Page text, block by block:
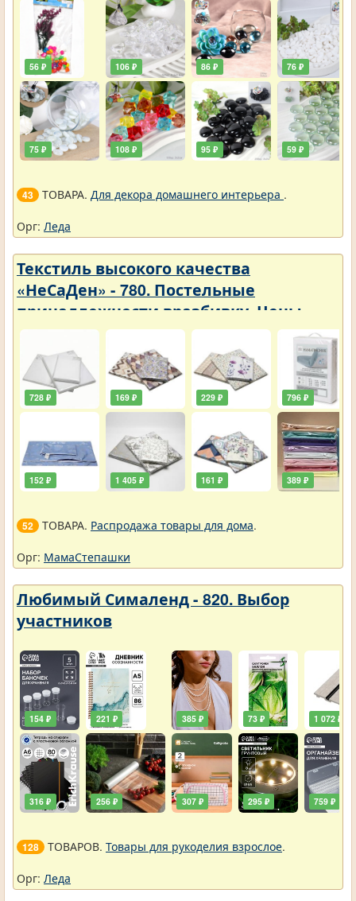
56 ₽
75 ₽
106 ₽
108 ₽
86 ₽
95 ₽
76 ₽
59 ₽
43 ТОВАРА. Для декора домашнего интерьера .
Орг: Леда
Текстиль высокого качества
«НеСаДен» - 780. Постельные
принадлежности вразбивку. Цены
упали
728 ₽
152 ₽
169 ₽
1 405 ₽
229 ₽
161 ₽
796 ₽
389 ₽
52 ТОВАРА. Распродажа товары для дома.
Орг: МамаСтепашки
Любимый Сималенд - 820. Выбор
участников
154 ₽
316 ₽
221 ₽
256 ₽
385 ₽
307 ₽
73 ₽
295 ₽
1 072 ₽
759 ₽
128 ТОВАРОВ. Товары для рукоделия взрослое.
Орг: Леда